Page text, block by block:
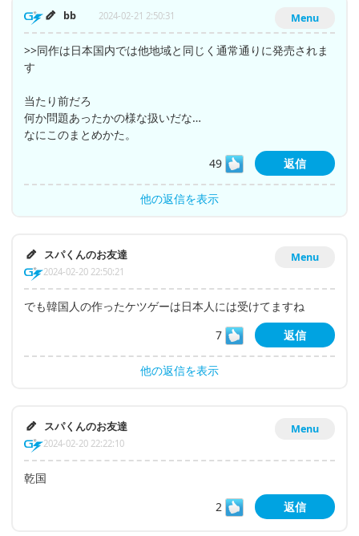
Menu
bb 2024-02-21 2:50:31
>>同作は日本国内では他地域と同じく通常通りに発売されま
す
当たり前だろ
何か問題あったかの様な扱いだな…
なにこのまとめかた。
49
返信
他の返信を表示
Menu
スパくんのお友達
2024-02-20 22:50:21
でも韓国人の作ったケツゲーは日本人には受けてますね
7
返信
他の返信を表示
Menu
スパくんのお友達
2024-02-20 22:22:10
乾国
2
返信